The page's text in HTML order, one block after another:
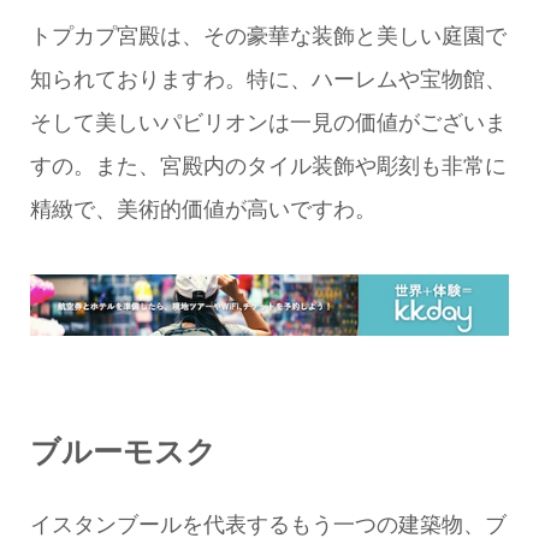
トプカプ宮殿は、その豪華な装飾と美しい庭園で
知られておりますわ。特に、ハーレムや宝物館、
そして美しいパビリオンは一見の価値がございま
すの。また、宮殿内のタイル装飾や彫刻も非常に
精緻で、美術的価値が高いですわ。
ブルーモスク
イスタンブールを代表するもう一つの建築物、ブ